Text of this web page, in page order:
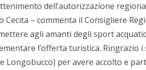
dell’autorizzazione
Cecita – commenta il Consigliere
agli amanti degli sport
l’offerta turistica. Ringrazio
Longobucco) per avere accolto e